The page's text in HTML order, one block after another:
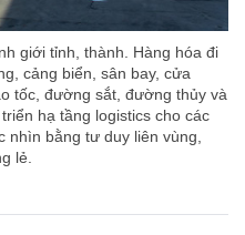
giới tỉnh, thành. Hàng hóa đi
cảng biển, sân bay, cửa
tốc, đường sắt, đường thủy và
hạ tầng logistics cho các
nhìn bằng tư duy liên vùng,
lẻ.